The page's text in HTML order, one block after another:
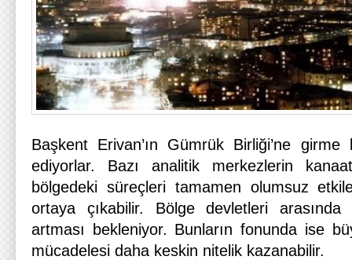
Başkent Erivan’ın Gümrük Birliği’ne girme
ediyorlar. Bazı analitik merkezlerin
bölgedeki süreçleri tamamen olumsuz
ortaya çıkabilir. Bölge devletleri arasında
artması bekleniyor. Bunların fonunda ise
mücadelesi daha keskin nitelik kazanabilir.